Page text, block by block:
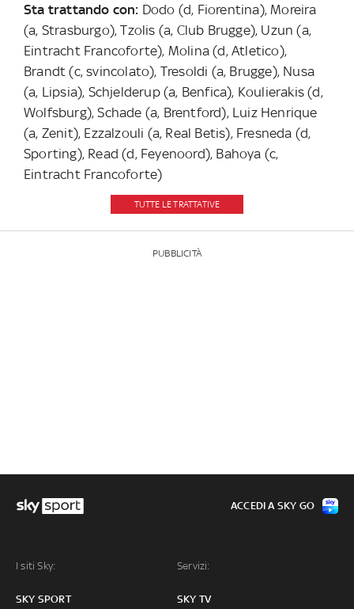
Sta trattando con: Dodo (d, Fiorentina), Moreira
(a, Strasburgo), Tzolis (a, Club Brugge), Uzun (a,
Eintracht Francoforte), Molina (d, Atletico),
Brandt (c, svincolato), Tresoldi (a, Brugge), Nusa
(a, Lipsia), Schjelderup (a, Benfica), Koulierakis (d,
Wolfsburg), Schade (a, Brentford), Luiz Henrique
(a, Zenit), Ezzalzouli (a, Real Betis), Fresneda (d,
Sporting), Read (d, Feyenoord), Bahoya (c,
Eintracht Francoforte)
TUTTE LE TRATTATIVE
PUBBLICITÀ
I siti Sky:
SKY SPORT
Servizi:
SKY TV
ACCEDI A SKY GO